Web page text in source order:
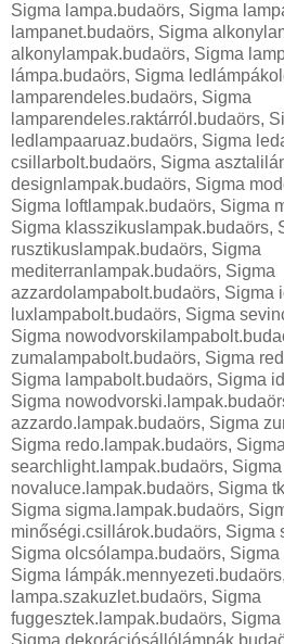
Sigma lampa.budaörs, Sigma
lampanet.budaörs, Sigma
alkonylampak.budaörs, Sigma
lámpa.budaörs, Sigma
lamparendeles.budaörs, Sigma
lamparendeles.raktárról.budaörs,
ledlampaaruaz.budaörs, Sigma
csillarbolt.budaörs, Sigma
designlampak.budaörs, Sigma
Sigma loftlampak.budaörs, Sigma
Sigma klasszikuslampak.budaörs,
rusztikuslampak.budaörs, Sigma
mediterranlampak.budaörs, Sigma
azzardolampabolt.budaörs, Sigma
luxlampabolt.budaörs, Sigma
Sigma
zumalampabolt.budaörs, Sigma
Sigma lampabolt.budaörs, Sigma
Sigma
azzardo.lampak.budaörs, Sigma
Sigma redo.lampak.budaörs, Sigma
searchlight.lampak.budaörs, Sigma
novaluce.lampak.budaörs, Sigma
Sigma sigma.lampak.budaörs,
minőségi.csillárok.budaörs, Sigma
Sigma olcsólampa.budaörs,
Sigma
lampa.szakuzlet.budaörs, Sigma
fuggesztek.lampak.budaörs,